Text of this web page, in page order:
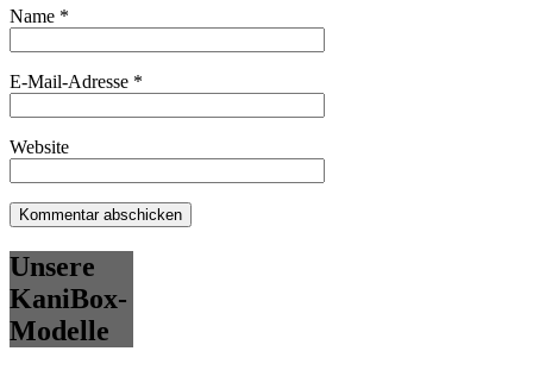
Name *
E-Mail-Adresse *
Website
Unsere
KaniBox-
Modelle